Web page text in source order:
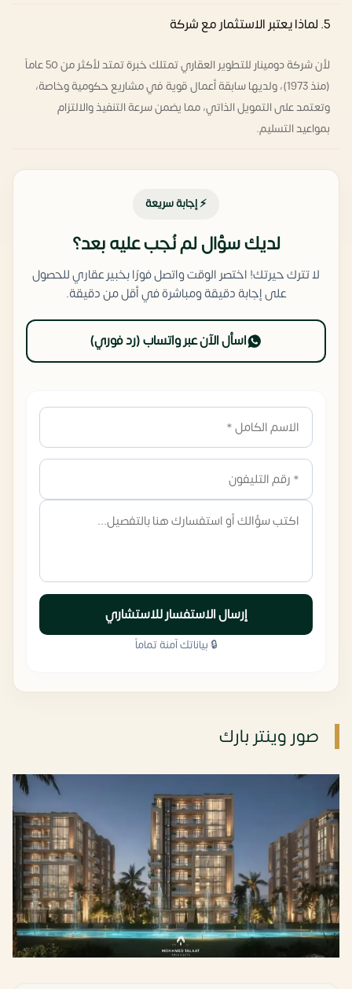
5. لماذا يعتبر الاستثمار مع شركة
لأن شركة دومينار للتطوير العقاري تمتلك خبرة تمتد لأكثر من 50 عاماً
(منذ 1973)، ولديها سابقة أعمال قوية في مشاريع حكومية وخاصة،
وتعتمد على التمويل الذاتي، مما يضمن سرعة التنفيذ والالتزام
بمواعيد التسليم.
⚡ إجابة سريعة
لديك سؤال لم نُجب عليه بعد؟
لا تترك حيرتك! اختصر الوقت واتصل فورًا بخبير عقاري للحصول
على إجابة دقيقة ومباشرة في أقل من دقيقة.
اسأل الآن عبر واتساب (رد فوري)
إرسال الاستفسار للاستشاري
🔒 بياناتك آمنة تماماً
صور وينتر بارك